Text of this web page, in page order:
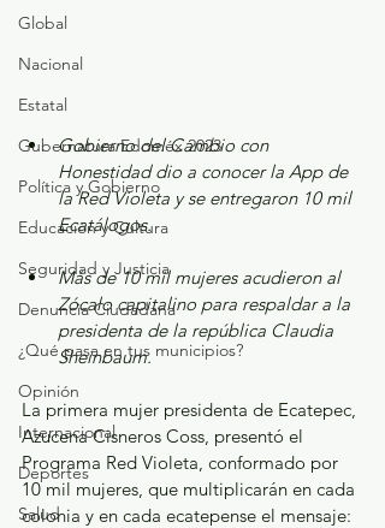
Global
Nacional
Estatal
Gubernatura Edoméx 2023
Política y Gobierno
Educación y Cultura
Seguridad y Justicia
Denuncia Ciudadana
¿Qué pasa en tus municipios?
Opinión
Internacional
Deportes
Salud
Gobierno del Cambio con
Honestidad dio a conocer la App de
la Red Violeta y se entregaron 10 mil
Ecatálogos.
Más de 10 mil mujeres acudieron al
Zócalo capitalino para respaldar a la
presidenta de la república Claudia
Sheinbaum.
La primera mujer presidenta de Ecatepec,
Azucena Cisneros Coss, presentó el
Programa Red Violeta, conformado por
10 mil mujeres, que multiplicarán en cada
colonia y en cada ecatepense el mensaje: